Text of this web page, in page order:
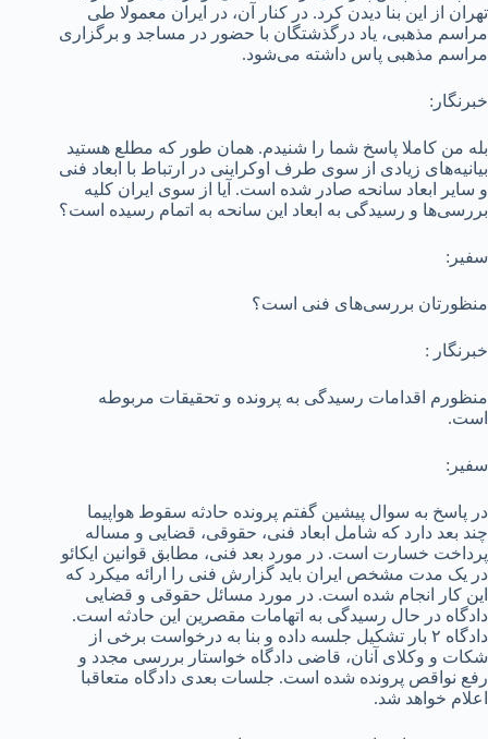
تهران از این بنا دیدن کرد. در کنار آن، در ایران معمولا طی
مراسم مذهبی، یاد درگذشتگان با حضور در مساجد و برگزاری
مراسم مذهبی پاس داشته می‌شود.
خبرنگار:
بله من کاملا پاسخ شما را شنیدم. همان طور که مطلع هستید
بیانیه‌­های زیادی از سوی طرف اوکراینی در ارتباط با ابعاد فنی
و سایر ابعاد سانحه صادر شده است. آیا از سوی ایران کلیه
بررسی‌ها و رسیدگی به ابعاد این سانحه به اتمام رسیده است؟
سفیر:
منظورتان بررسی‌های فنی است؟
خبرنگار :
منظورم اقدامات رسیدگی به پرونده و تحقیقات مربوطه
است.
سفیر:
در پاسخ به سوال پیشین گفتم پرونده حادثه سقوط هواپیما
چند بعد دارد که شامل ابعاد فنی، حقوقی، قضایی و مساله
پرداخت خسارت است. در مورد بعد فنی، مطابق قوانین ایکائو
در یک مدت مشخص ایران باید گزارش فنی را ارائه می­کرد که
این کار انجام شده است. در مورد مسائل حقوقی و قضایی
دادگاه در حال رسیدگی به اتهامات مقصرین این حادثه است.
دادگاه ۲ بار تشکیل جلسه داده و بنا به درخواست برخی از
شکات و وکلای آنان، قاضی دادگاه خواستار بررسی مجدد و
رفع نواقص پرونده شده است. جلسات بعدی دادگاه متعاقبا
اعلام خواهد شد.